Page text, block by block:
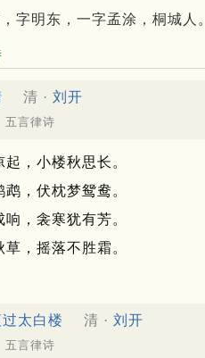
字明东，一字孟涂，桐城人
清 · 刘开
五言律诗
起，小楼秋思长。
鹉，伏枕梦鸳鸯。
响，衾寒犹有芳。
草，摇落不胜霜。
过太白楼 清 · 刘开
五言律诗